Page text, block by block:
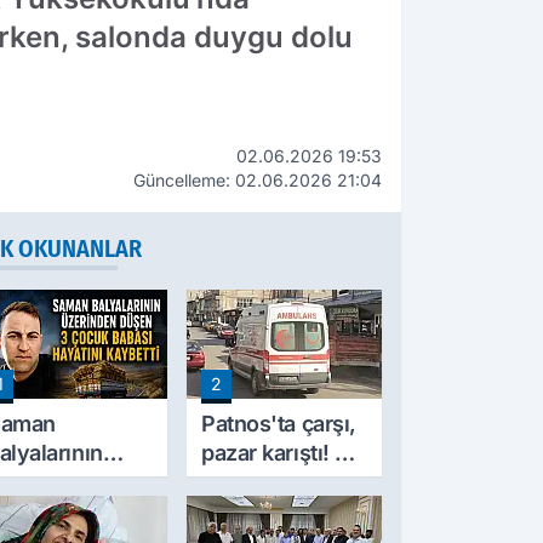
salonda duygu dolu
02.06.2026 19:53
Güncelleme: 02.06.2026 21:04
OKUNANLAR
Ağrı'da 3
2
Patnos'ta çarşı,
pazar karıştı! 2
kişi yaralandı